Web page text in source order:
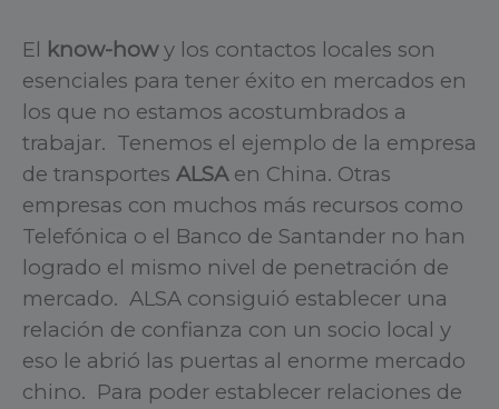
El know-howy los contactos locales son
esenciales para tener éxito en mercados en
los que no estamos acostumbrados a
trabajar. Tenemos el ejemplo de la empresa
de transportes ALSAen China. Otras
empresas con muchos más recursos como
Telefónica o el Banco de Santander no han
logrado el mismo nivel de penetración de
mercado. ALSA consiguió establecer una
relación de confianza con un socio local y
eso le abrió las puertas al enorme mercado
chino. Para poder establecer relaciones de